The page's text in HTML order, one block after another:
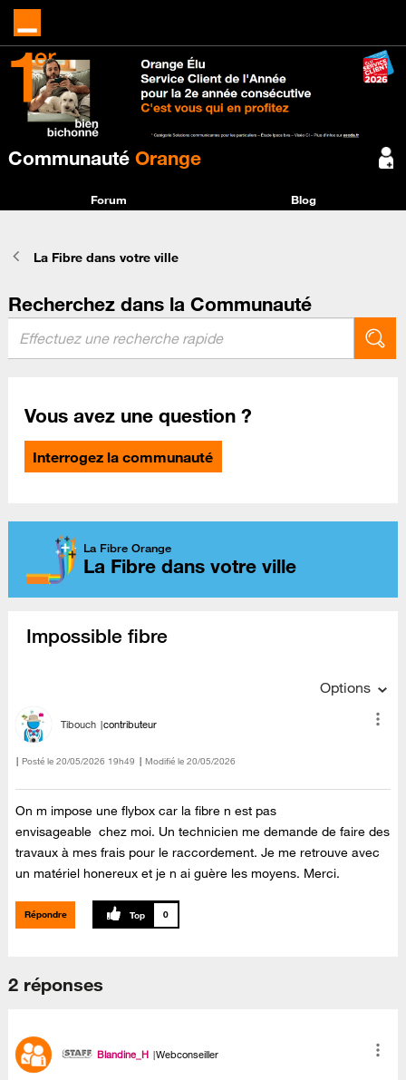
Communauté Orange
Forum Blog
La Fibre dans votre ville
Recherchez dans la Communauté
Vous avez une question ?
Interrogez la communauté
La Fibre Orange
La Fibre dans votre ville
Impossible fibre
Options
Tibouch contributeur
Posté le ‎20/05/2026 19h49 Modifié le 20/05/2026
On m impose une flybox car la fibre n est pas
envisageable chez moi. Un technicien me demande de faire des
travaux à mes frais pour le raccordement. Je me retrouve avec
un matériel honereux et je n ai guère les moyens. Merci.
Répondre 0
2 réponses
Blandine_H Webconseiller